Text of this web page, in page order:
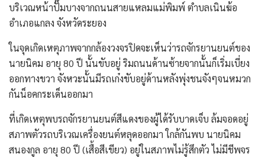
บริเวณหน้าปั๊มบางจากถนนสายแหลมแม่พิมพ์ ตำบลเนินฆ้อ
อำเภอแกลง จังหวัดระยอง
ในจุดเกิดเหตุภาพจากกล้องวงจรปิดจะเห็นว่ารถจักรยานยนต์ของ
นายนิคม อายุ 80 ปี นั้นขับอยู่ ริมถนนด้านซ้ายจากนั้นก็เริ่มเบี่ยง
ออกทางขวา จังหวะนั้นมีรถเก๋งขับอยู่ด้านหลังพุ่งชนจังๆจนหมวก
กันน็อคกระเด็นออกมา
ที่เกิดเหตุพบรถจักรยานยนต์สีแดงของผู้ได้รับบาดเจ็บ ล้มจอดอยู่
สภาพตัวรถบริเวณเครื่องยนต์หลุดออกมา ใกล้กันพบ นายนิคม
สนองกูล อายุ 80 ปี (เสื้อสีเขียว) อยู่ในสภาพไม่รู้สึกตัว ไม่มีชีพจร